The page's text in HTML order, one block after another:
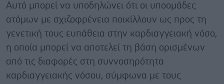
Αυτό μπορεί να υποδηλώνει ότι οι υποομάδες
ατόμων με σχιζοφρένεια ποικίλλουν ως προς τη
γενετική τους ευπάθεια στην καρδιαγγειακή νόσο,
η οποία μπορεί να αποτελεί τη βάση ορισμένων
από τις διαφορές στη συννοσηρότητα
καρδιαγγειακής νόσου, σύμφωνα με τους